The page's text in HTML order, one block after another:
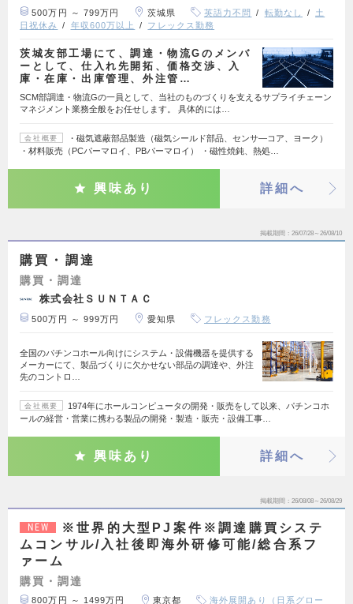
500万円 ～ 799万円 茨城県 英語力不問 転勤なし
土
日祝休み
年収600万以上 フレックス勤務
茨城友部工場にて、調達・物流Gのメンバ
ーとして、仕入れ先開拓、価格交渉、入
庫・在庫・出庫管理、外注管…
SCM部調達・物流Gの一員として、当社のものづくりを支えるサプライチェーン
マネジメント業務全般をお任せします。 具体的には…
会社概要
・磁気遮蔽部品製造（磁気シールド部品、センサ―コア、ヨーク）
・材料販売（PCパーマロイ、PBパーマロイ） ・磁性焼鈍、熱処…
興味あり 詳細へ
掲載期間 26/07/28～26/08/10
購買・調達
購買・調達
株式会社ＳＵＮＴＡＣ
500万円 ～ 999万円 愛知県 フレックス勤務
全国のパチンコホール向けにシステム・設備機器を提供する
メーカーにて、製品づくりに欠かせない部品の調達や、外注
先のコントロ…
会社概要
1974年にホールコンピュータの開発・販売をして以来、パチンコホ
ールの経営・営業に携わる製品の開発・製造・販売・設備工事…
興味あり 詳細へ
掲載期間 26/08/08～26/08/29
NEW
※世界的大型PJ案件※調達購買システ
ムコンサル/入社後即海外研修可能/総合系フ
ァーム
購買・調達
800万円 ～ 1499万円 東京都 海外展開あり（日系グロー